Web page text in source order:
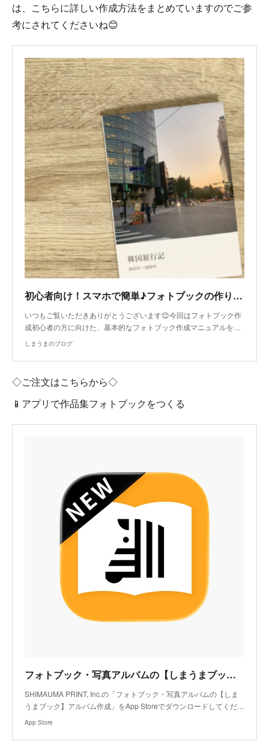
は、こちらに詳しい作成方法をまとめていますのでご参
考にされてくださいね😊
初心者向け！スマホで簡単♪フォトブックの作り方マニュアルを伝授
いつもご覧いただきありがとうございます😊今回はフォトブック作
成初心者の方に向けた、基本的なフォトブック作成マニュアルを…
しまうまのブログ
◇ご注文はこちらから◇
📱アプリで作品集フォトブックをつくる
フォトブック・写真アルバムの【しまうまブック】アルバム作成アプリ - App Store
SHIMAUMA PRINT, Inc.の「フォトブック・写真アルバムの【しま
うまブック】アルバム作成」をApp Storeでダウンロードしてくだ…
App Store